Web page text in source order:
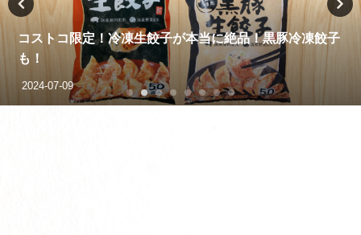
！冷凍生餃子が本当に絶品！黒豚冷凍餃子
スーパー